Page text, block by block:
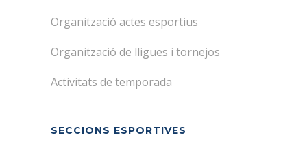
Organització actes esportius
Organització de lligues i tornejos
Activitats de temporada
SECCIONS ESPORTIVES